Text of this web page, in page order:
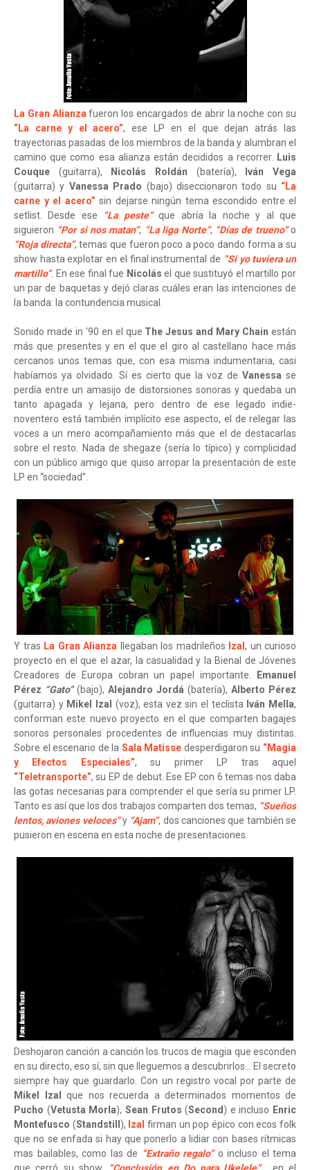
La Gran Alianzafueron los encargados de abrir la noche con su
“La carne y el acero”, ese LP en el que dejan atrás las
trayectorias pasadas de los miembros de la banda y alumbran el
camino que como esa alianza están decididos a recorrer. Luis
Couque (guitarra), Nicolás Roldán (batería),
Iván Vega
(guitarra) y Vanessa Prado (bajo) diseccionaron todo su “La
carne y el acero” sin dejarse ningún tema escondido entre el
setlist. Desde ese
“La peste”que abría la noche y al que
siguieron “Por si nos matan”, “La liga Norte”, “Días de trueno”o
“Roja directa”, temas que fueron poco a poco dando forma a su
show hasta explotar en el final instrumental de “Si yo tuviera un
martillo”. En ese final fue Nicolás el que sustituyó el martillo por
un par de baquetas y dejó claras cuáles eran las intenciones de
la banda: la contundencia musical.
Sonido made in '90 en el que The Jesus and Mary Chain están
más que presentes y en el que el giro al castellano hace más
cercanos unos temas que, con esa misma indumentaria, casi
habíamos ya olvidado. Sí es cierto que la voz deVanessa se
perdía entre un amasijo de distorsiones sonoras y quedaba un
tanto apagada y lejana, pero dentro de ese legado indie-
noventero está también implícito ese aspecto, el de relegar las
voces a un mero acompañamiento más que el de destacarlas
sobre el resto. Nada de shegaze (sería lo típico) y complicidad
con un público amigo que quiso arropar la presentación de este
LP en “sociedad”.
Y tras La Gran Alianza llegaban los madrileños Izal , un curioso
proyecto en el que el azar, la casualidad y la Bienal de Jóvenes
Creadores de Europa cobran un papel importante.
Emanuel
Pérez “Gato”(bajo), Alejandro Jordá (batería), Alberto Pérez
(guitarra) y Mikel Izal (voz), esta vez sin el teclista Iván Mella,
conforman este nuevo proyecto en el que comparten bagajes
sonoros personales procedentes de influencias muy distintas.
Sobre el escenario de la Sala Matisse desperdigaron su “Magia
y Efectos Especiales”, su primer LP tras aquel
“Teletransporte”, su EP de debut. Ese EP con 6 temas nos daba
las gotas necesarias para comprender el que sería su primer LP.
Tanto es así que los dos trabajos comparten dos temas, “Sueños
lentos, aviones veloces”y “Ajam”, dos canciones que también se
pusieron en escena en esta noche de presentaciones.
Deshojaron canción a canción los trucos de magia que esconden
en su directo, eso sí, sin que lleguemos a descubrirlos... El secreto
siempre hay que guardarlo. Con un registro vocal por parte de
Mikel Izal
que nos recuerda a determinados momentos de
Pucho (Vetusta Morla), Sean Frutos (Second ) e incluso Enric
Montefusco (Standstill ), Izal firman un pop épico con ecos folk
que no se enfada si hay que ponerlo a lidiar con bases rítmicas
mas bailables, como las de “Extraño regalo”o incluso el tema